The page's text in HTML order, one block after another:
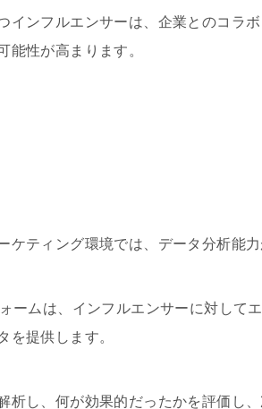
インフルエンサーは、企業とのコラ
能性が高まります。
ケティング環境では、データ分析能
ームは、インフルエンサーに対して
を提供します。
析し、何が効果的だったかを評価し